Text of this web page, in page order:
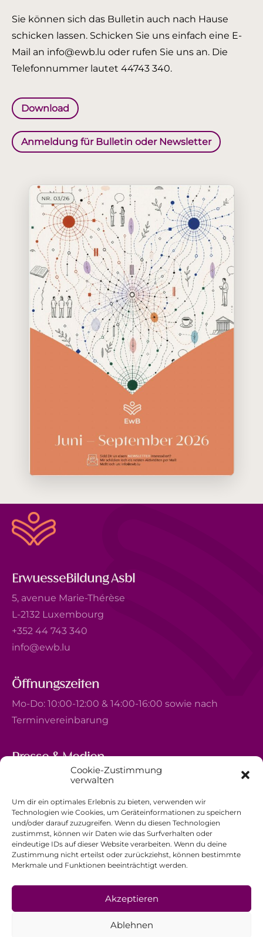
Cookie-Zustimmung
verwalten
Um dir ein optimales Erlebnis zu bieten, verwenden wir
Technologien wie Cookies, um Geräteinformationen zu speichern
und/oder darauf zuzugreifen. Wenn du diesen Technologien
zustimmst, können wir Daten wie das Surfverhalten oder
eindeutige IDs auf dieser Website verarbeiten. Wenn du deine
Zustimmung nicht erteilst oder zurückziehst, können bestimmte
Merkmale und Funktionen beeinträchtigt werden.
Akzeptieren
Ablehnen
Sie können sich das Bulletin auch nach Hause
schicken lassen. Schicken Sie uns einfach eine E-
Mail an info@ewb.lu oder rufen Sie uns an. Die
Telefonnummer lautet 44743 340.
Download
Anmeldung für Bulletin oder Newsletter
ErwuesseBildung Asbl
5, avenue Marie-Thérèse
L-2132 Luxembourg
+352 44 743 340
info@ewb.lu
Öffnungszeiten
Mo-Do: 10:00-12:00 & 14:00-16:00 sowie nach
Terminvereinbarung
Presse & Medien
5, avenue Marie-Thérèse
+352 44 743 340
comm@ewb.lu
Spenden
Datenschutzerklärung
Impressum
Allgemeine Geschäftsbedingungen